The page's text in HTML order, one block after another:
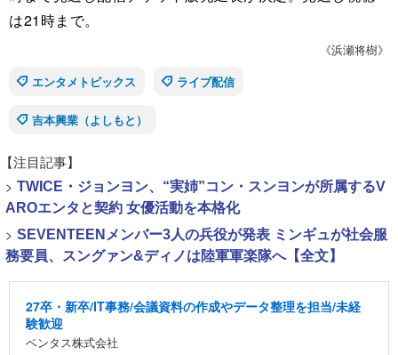
は21時まで。
《浜瀬将樹》
エンタメトピックス
ライブ配信
吉本興業（よしもと）
【注目記事】
> TWICE・ジョンヨン、“実姉”コン・スンヨンが所属するV
AROエンタと契約 女優活動を本格化
> SEVENTEENメンバー3人の兵役が発表 ミンギュが社会服
務要員、スングァン&ディノは陸軍軍楽隊へ【全文】
27卒・新卒/IT事務/会議資料の作成やデータ整理を担当/未経
験歓迎
ベンタス株式会社